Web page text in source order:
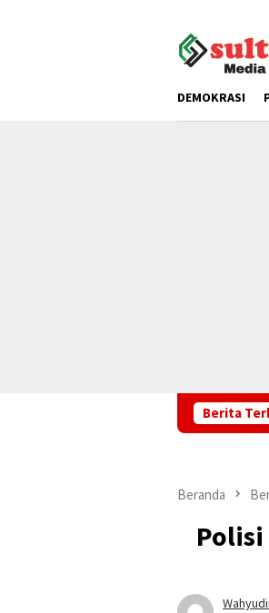
DEMOKRASI
Berita
Inflasi se-Sultra! Tembus Angka
Beranda